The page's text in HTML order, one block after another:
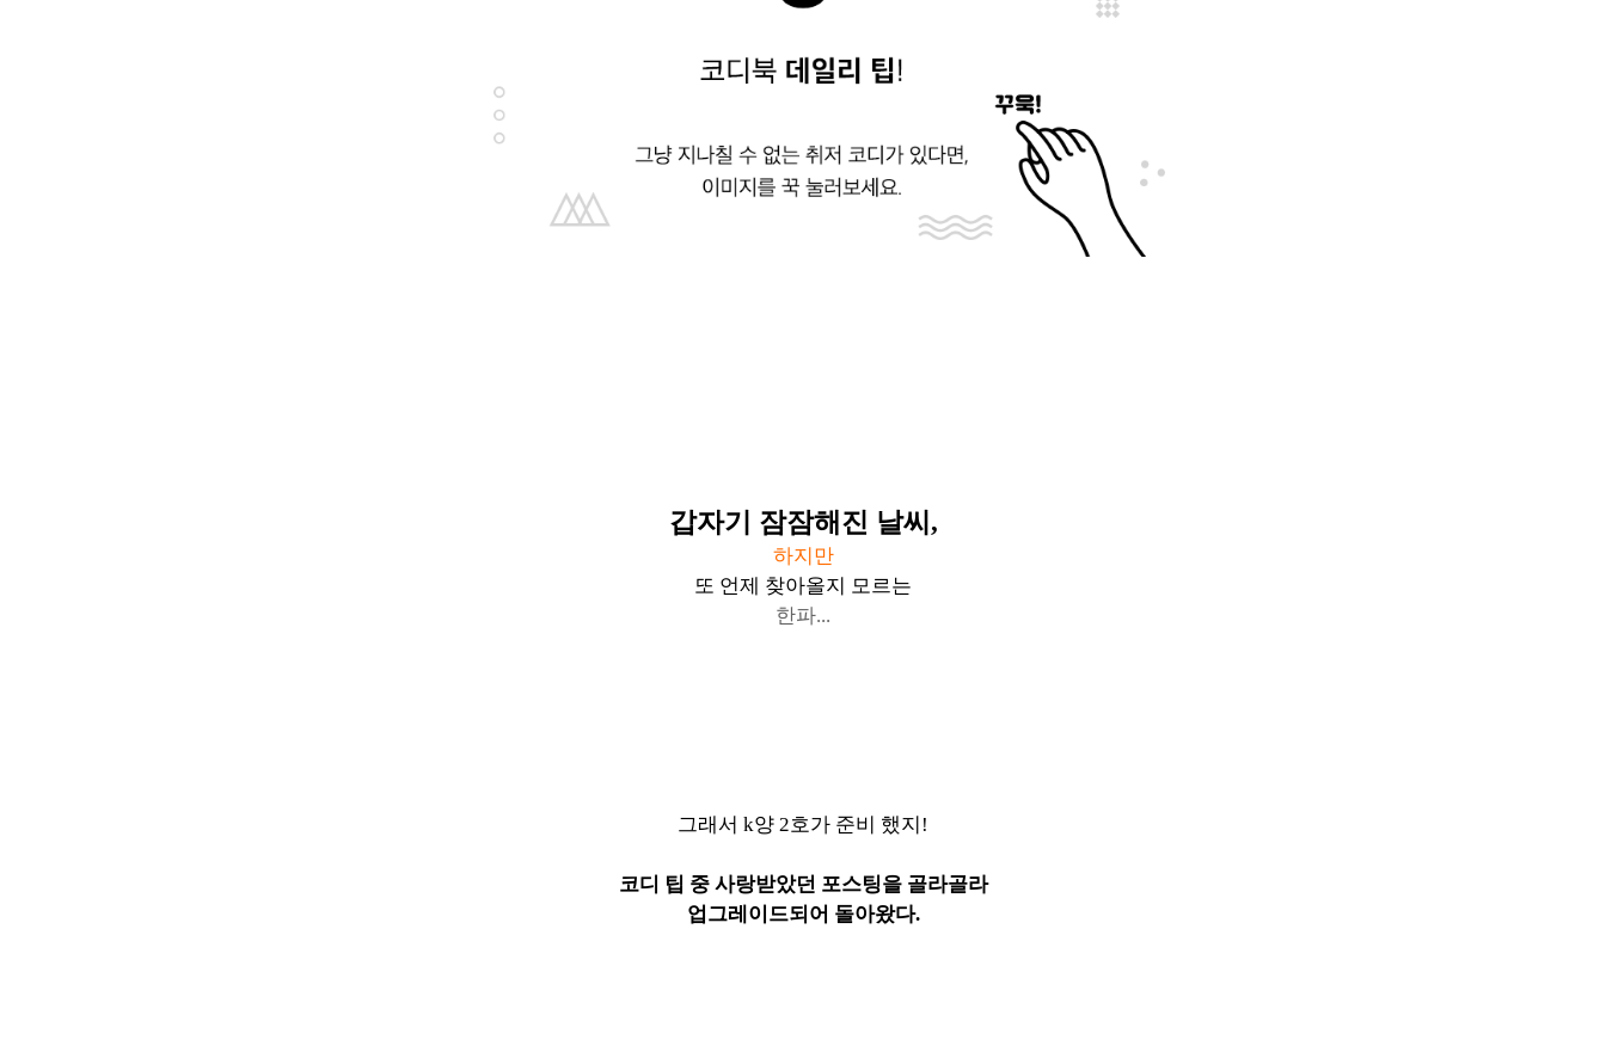
갑자기 잠잠해진 날씨,
하지만
또 언제 찾아올지 모르는
한파...
그래서 k양 2호가 준비 했지!
코디 팁 중 사랑받았던 포스팅을 골라골라
업그레이드되어 돌아왔다.